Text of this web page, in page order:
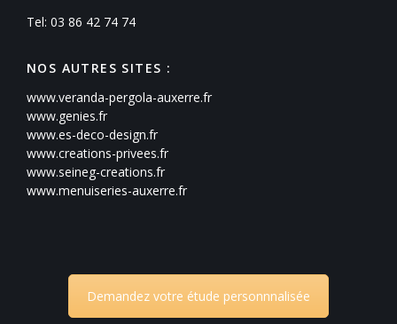
Tel: 03 86 42 74 74
NOS AUTRES SITES :
www.veranda-pergola-auxerre.fr
www.genies.fr
www.es-deco-design.fr
www.creations-privees.fr
www.seineg-creations.fr
www.menuiseries-auxerre.fr
Demandez votre étude personnnalisée